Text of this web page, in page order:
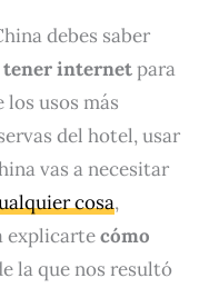
debes saber
tener internetpara
usos más
del hotel, usar
vas a necesitar
cosa,
explicartecómo
la que nos resultó